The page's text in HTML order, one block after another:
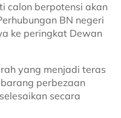
calon berpotensi akan
BN negeri
ke peringkat Dewan
yang menjadi teras
perbezaan
secara